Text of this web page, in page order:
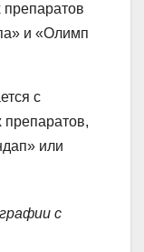
и «Олимп
с
или
с